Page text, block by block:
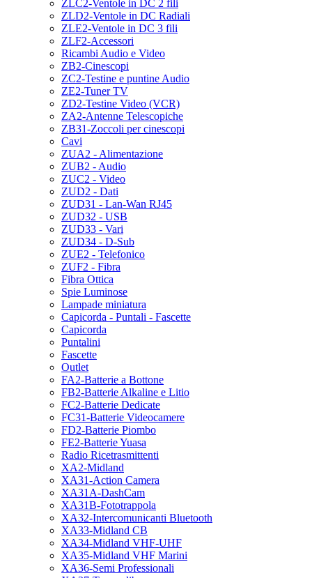
ZLC2-Ventole in DC 2 fili
ZLD2-Ventole in DC Radiali
ZLE2-Ventole in DC 3 fili
ZLF2-Accessori
Ricambi Audio e Video
ZB2-Cinescopi
ZC2-Testine e puntine Audio
ZE2-Tuner TV
ZD2-Testine Video (VCR)
ZA2-Antenne Telescopiche
ZB31-Zoccoli per cinescopi
Cavi
ZUA2 - Alimentazione
ZUB2 - Audio
ZUC2 - Video
ZUD2 - Dati
ZUD31 - Lan-Wan RJ45
ZUD32 - USB
ZUD33 - Vari
ZUD34 - D-Sub
ZUE2 - Telefonico
ZUF2 - Fibra
Fibra Ottica
Spie Luminose
Lampade miniatura
Capicorda - Puntali - Fascette
Capicorda
Puntalini
Fascette
Outlet
FA2-Batterie a Bottone
FB2-Batterie Alkaline e Litio
FC2-Batterie Dedicate
FC31-Batterie Videocamere
FD2-Batterie Piombo
FE2-Batterie Yuasa
Radio Ricetrasmittenti
XA2-Midland
XA31-Action Camera
XA31A-DashCam
XA31B-Fototrappola
XA32-Intercomunicanti Bluetooth
XA33-Midland CB
XA34-Midland VHF-UHF
XA35-Midland VHF Marini
XA36-Semi Professionali